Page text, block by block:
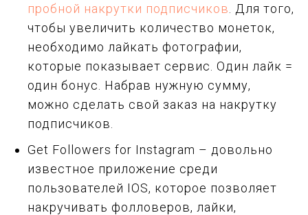
пробной накрутки подписчиков . Для того,
чтобы увеличить количество монеток,
необходимо лайкать фотографии,
которые показывает сервис. Один лайк =
один бонус. Набрав нужную сумму,
можно сделать свой заказ на накрутку
подписчиков.
Get Followers for Instagram – довольно
известное приложение среди
пользователей IOS, которое позволяет
накручивать фолловеров, лайки,